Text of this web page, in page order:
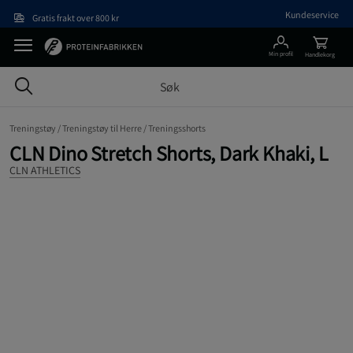
Gratis frakt over 800 kr Kundeservice
Min profil Handlekorg
Treningstøy /Treningstøy til Herre /Treningsshorts
CLN Dino Stretch Shorts, Dark Khaki, L
CLN ATHLETICS